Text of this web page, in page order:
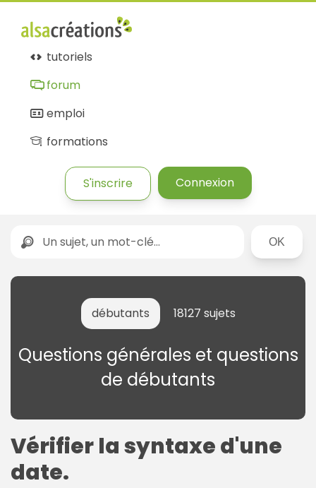
tutoriels
forum
emploi
formations
S'inscrire Connexion
Rechercher
débutants 18127 sujets
Questions générales et questions
de débutants
Vérifier la syntaxe d'une
date.